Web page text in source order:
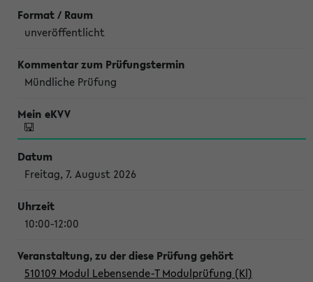
unveröffentlicht
Mündliche Prüfung
Freitag, 7. August 2026
10:00-12:00
510109 Modul Lebensende-T Modulprüfung (Kl)